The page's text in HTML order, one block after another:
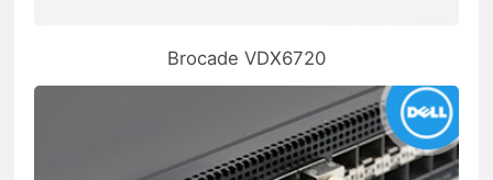
Brocade VDX6720